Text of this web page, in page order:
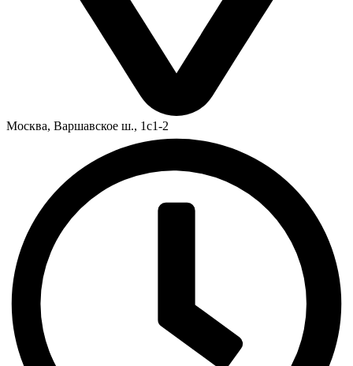
Москва, Варшавское ш., 1с1-2